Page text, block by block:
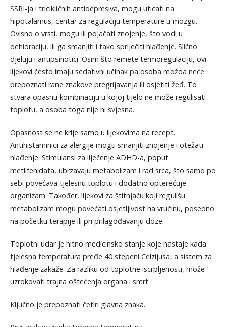
SSRI-ja i tricikličnih antidepresiva, mogu uticati na
hipotalamus, centar za regulaciju temperature u mozgu.
Ovisno o vrsti, mogu ili pojačati znojenje, što vodi u
dehidraciju, ili ga smanjiti i tako spriječiti hlađenje. Slično
djeluju i antipsihotici. Osim što remete termoregulaciju, ovi
lijekovi često imaju sedativni učinak pa osoba možda neće
prepoznati rane znakove pregrijavanja ili osjetiti žeđ. To
stvara opasnu kombinaciju u kojoj tijelo ne može regulisati
toplotu, a osoba toga nije ni svjesna.
Opasnost se ne krije samo u lijekovima na recept.
Antihistaminici za alergije mogu smanjiti znojenje i otežati
hlađenje. Stimulansi za liječenje ADHD-a, poput
metilfenidata, ubrzavaju metabolizam i rad srca, što samo po
sebi povećava tjelesnu toplotu i dodatno opterećuje
organizam. Također, lijekovi za štitnjaču koji regulišu
metabolizam mogu povećati osjetljivost na vrućinu, posebno
na početku terapije ili pri prilagođavanju doze.
Toplotni udar je hitno medicinsko stanje koje nastaje kada
tjelesna temperatura pređe 40 stepeni Celzijusa, a sistem za
hlađenje zakaže. Za razliku od toplotne iscrpljenosti, može
uzrokovati trajna oštećenja organa i smrt.
Ključno je prepoznati četiri glavna znaka.